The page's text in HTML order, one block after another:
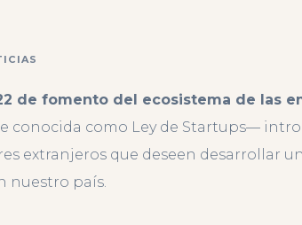
de fomento del ecosistema de las
conocida como Ley de Startups—
extranjeros que deseen desarrollar
nuestro país.